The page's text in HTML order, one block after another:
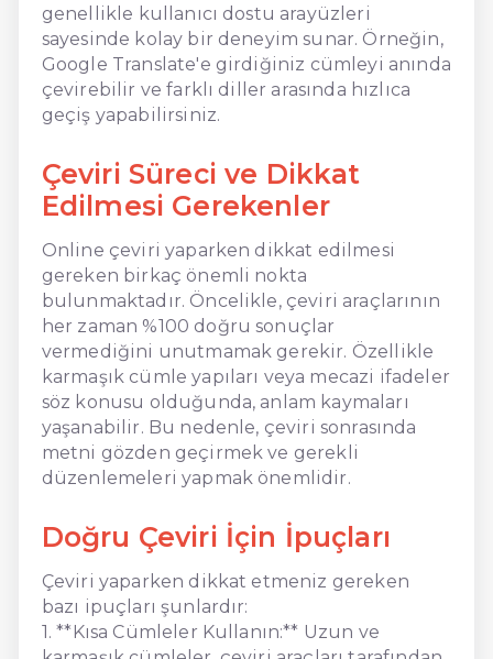
genellikle kullanıcı dostu arayüzleri
sayesinde kolay bir deneyim sunar. Örneğin,
Google Translate'e girdiğiniz cümleyi anında
çevirebilir ve farklı diller arasında hızlıca
geçiş yapabilirsiniz.
Çeviri Süreci ve Dikkat
Edilmesi Gerekenler
Online çeviri yaparken dikkat edilmesi
gereken birkaç önemli nokta
bulunmaktadır. Öncelikle, çeviri araçlarının
her zaman %100 doğru sonuçlar
vermediğini unutmamak gerekir. Özellikle
karmaşık cümle yapıları veya mecazi ifadeler
söz konusu olduğunda, anlam kaymaları
yaşanabilir. Bu nedenle, çeviri sonrasında
metni gözden geçirmek ve gerekli
düzenlemeleri yapmak önemlidir.
Doğru Çeviri İçin İpuçları
Çeviri yaparken dikkat etmeniz gereken
bazı ipuçları şunlardır:
1. **Kısa Cümleler Kullanın:** Uzun ve